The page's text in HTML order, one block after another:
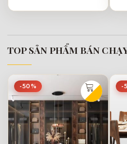
TOP SẢN PHẨM BÁN
-50% -